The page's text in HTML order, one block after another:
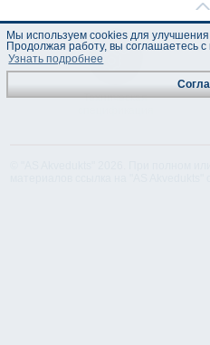
Техническая
Мы используем cookies для
Продолжая работу, вы соглашаетесь с
Узнать подробнее